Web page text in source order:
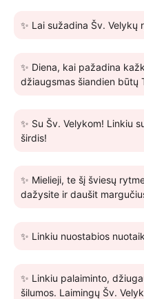
✨ Lai sužadina Šv.
✨ Diena, kai pažadina
džiaugsmas šiandien būtų
✨ Su Šv. Velykom! Linkiu
širdis!
✨ Mielieji, te šį šviesų
dažysite ir daušit
✨ Linkiu nuostabios
✨ Linkiu palaiminto,
šilumos. Laimingų Šv.